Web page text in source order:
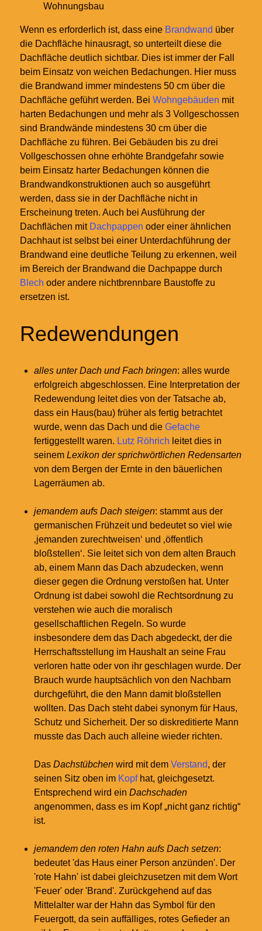
Wohnungsbau
Wenn es erforderlich ist, dass eine Brandwand über
die Dachfläche hinausragt, so unterteilt diese die
Dachfläche deutlich sichtbar. Dies ist immer der Fall
beim Einsatz von weichen Bedachungen. Hier muss
die Brandwand immer mindestens 50 cm über die
Dachfläche geführt werden. Bei Wohngebäuden mit
harten Bedachungen und mehr als 3 Vollgeschossen
sind Brandwände mindestens 30 cm über die
Dachfläche zu führen. Bei Gebäuden bis zu drei
Vollgeschossen ohne erhöhte Brandgefahr sowie
beim Einsatz harter Bedachungen können die
Brandwandkonstruktionen auch so ausgeführt
werden, dass sie in der Dachfläche nicht in
Erscheinung treten. Auch bei Ausführung der
Dachflächen mit Dachpappen oder einer ähnlichen
Dachhaut ist selbst bei einer Unterdachführung der
Brandwand eine deutliche Teilung zu erkennen, weil
im Bereich der Brandwand die Dachpappe durch
Blech oder andere nichtbrennbare Baustoffe zu
ersetzen ist.
Redewendungen
alles unter Dach und Fach bringen: alles wurde
erfolgreich abgeschlossen. Eine Interpretation der
Redewendung leitet dies von der Tatsache ab,
dass ein Haus(bau) früher als fertig betrachtet
wurde, wenn das Dach und die Gefache
fertiggestellt waren. Lutz Röhrich leitet dies in
seinem Lexikon der sprichwörtlichen Redensarten
von dem Bergen der Ernte in den bäuerlichen
Lagerräumen ab.
jemandem aufs Dach steigen: stammt aus der
germanischen Frühzeit und bedeutet so viel wie
‚jemanden zurechtweisen‘ und ‚öffentlich
bloßstellen‘. Sie leitet sich von dem alten Brauch
ab, einem Mann das Dach abzudecken, wenn
dieser gegen die Ordnung verstoßen hat. Unter
Ordnung ist dabei sowohl die Rechtsordnung zu
verstehen wie auch die moralisch
gesellschaftlichen Regeln. So wurde
insbesondere dem das Dach abgedeckt, der die
Herrschaftsstellung im Haushalt an seine Frau
verloren hatte oder von ihr geschlagen wurde. Der
Brauch wurde hauptsächlich von den Nachbarn
durchgeführt, die den Mann damit bloßstellen
wollten. Das Dach steht dabei synonym für Haus,
Schutz und Sicherheit. Der so diskreditierte Mann
musste das Dach auch alleine wieder richten.
Das Dachstübchen wird mit dem Verstand, der
seinen Sitz oben im Kopfhat, gleichgesetzt.
Entsprechend wird ein Dachschaden
angenommen, dass es im Kopf „nicht ganz richtig“
ist.
jemandem den roten Hahn aufs Dach setzen:
bedeutet 'das Haus einer Person anzünden'. Der
'rote Hahn' ist dabei gleichzusetzen mit dem Wort
'Feuer' oder 'Brand'. Zurückgehend auf das
Mittelalter war der Hahn das Symbol für den
Feuergott, da sein auffälliges, rotes Gefieder an